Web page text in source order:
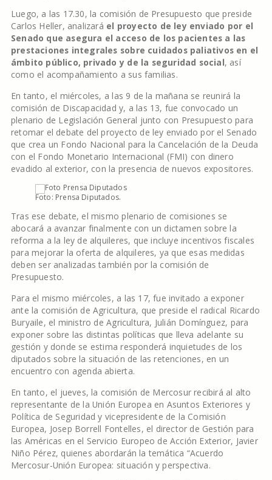
Luego, a las 17.30, la comisión de Presupuesto que preside
Carlos Heller, analizará el proyecto de ley enviado por el
Senado que asegura el acceso de los pacientes a las
prestaciones integrales sobre cuidados paliativos en el
ámbito público, privado y de la seguridad social, así
como el acompañamiento a sus familias.
En tanto, el miércoles, a las 9 de la mañana se reunirá la
comisión de Discapacidad y, a las 13, fue convocado un
plenario de Legislación General junto con Presupuesto para
retomar el debate del proyecto de ley enviado por el Senado
que crea un Fondo Nacional para la Cancelación de la Deuda
con el Fondo Monetario Internacional (FMI) con dinero
evadido al exterior, con la presencia de nuevos expositores.
Foto: Prensa Diputados.
Tras ese debate, el mismo plenario de comisiones se
abocará a avanzar finalmente con un dictamen sobre la
reforma a la ley de alquileres, que incluye incentivos fiscales
para mejorar la oferta de alquileres, ya que esas medidas
deben ser analizadas también por la comisión de
Presupuesto.
Para el mismo miércoles, a las 17, fue invitado a exponer
ante la comisión de Agricultura, que preside el radical Ricardo
Buryaile, el ministro de Agricultura, Julián Domínguez, para
exponer sobre las distintas políticas que lleva adelante su
gestión y donde se estima responderá inquietudes de los
diputados sobre la situación de las retenciones, en un
encuentro con agenda abierta.
En tanto, el jueves, la comisión de Mercosur recibirá al alto
representante de la Unión Europea en Asuntos Exteriores y
Política de Seguridad y vicepresidente de la Comisión
Europea, Josep Borrell Fontelles, el director de Gestión para
las Américas en el Servicio Europeo de Acción Exterior, Javier
Niño Pérez, quienes abordarán la temática “Acuerdo
Mercosur-Unión Europea: situación y perspectiva.